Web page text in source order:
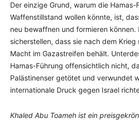
Der einzige Grund, warum die Hamas-
Waffenstillstand wollen könnte, ist,
neu bewaffnen und formieren können.
sicherstellen, dass sie nach dem
Macht im Gazastreifen behält.
Hamas-Führung offensichtlich nicht,
Palästinenser getötet und verwundet
internationale Druck gegen Israel
Khaled Abu Toameh ist ein